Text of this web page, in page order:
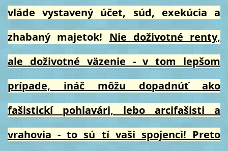
vláde vystavený účet, súd, exekúcia a
zhabaný majetok! Nie doživotné renty,
ale doživotné väzenie - v tom lepšom
prípade, ináč môžu dopadnúť ako
fašistickí pohlavári, lebo arcifašisti a
vrahovia - to sú tí vaši spojenci! Preto